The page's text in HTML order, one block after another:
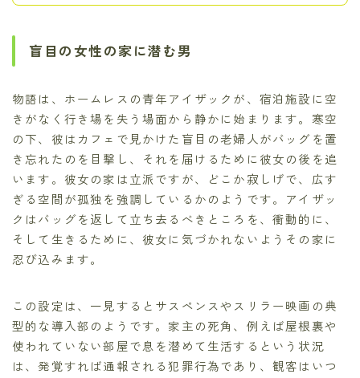
盲目の女性の家に潜む男
物語は、ホームレスの青年アイザックが、宿泊施設に空
きがなく行き場を失う場面から静かに始まります。寒空
の下、彼はカフェで見かけた盲目の老婦人がバッグを置
き忘れたのを目撃し、それを届けるために彼女の後を追
います。彼女の家は立派ですが、どこか寂しげで、広す
ぎる空間が孤独を強調しているかのようです。アイザッ
クはバッグを返して立ち去るべきところを、衝動的に、
そして生きるために、彼女に気づかれないようその家に
忍び込みます。
この設定は、一見するとサスペンスやスリラー映画の典
型的な導入部のようです。家主の死角、例えば屋根裏や
使われていない部屋で息を潜めて生活するという状況
は、発覚すれば通報される犯罪行為であり、観客はいつ